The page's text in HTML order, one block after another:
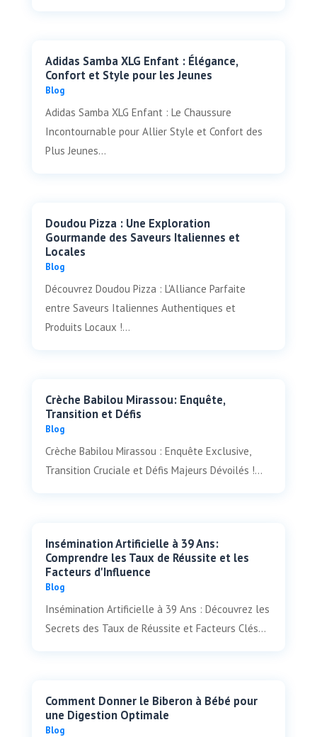
Adidas Samba XLG Enfant : Élégance,
Confort et Style pour les Jeunes
Blog
Adidas Samba XLG Enfant : Le Chaussure
Incontournable pour Allier Style et Confort des
Plus Jeunes...
Doudou Pizza : Une Exploration
Gourmande des Saveurs Italiennes et
Locales
Blog
Découvrez Doudou Pizza : L'Alliance Parfaite
entre Saveurs Italiennes Authentiques et
Produits Locaux !...
Crèche Babilou Mirassou: Enquête,
Transition et Défis
Blog
Crèche Babilou Mirassou : Enquête Exclusive,
Transition Cruciale et Défis Majeurs Dévoilés !...
Insémination Artificielle à 39 Ans:
Comprendre les Taux de Réussite et les
Facteurs d'Influence
Blog
Insémination Artificielle à 39 Ans : Découvrez les
Secrets des Taux de Réussite et Facteurs Clés...
Comment Donner le Biberon à Bébé pour
une Digestion Optimale
Blog